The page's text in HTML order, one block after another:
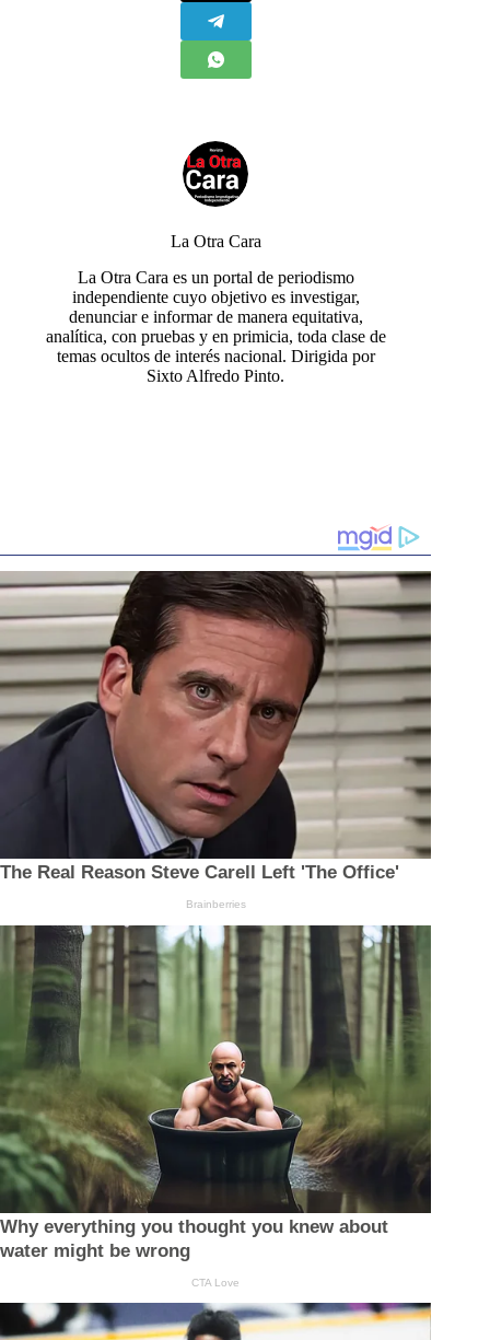
La Otra Cara
La Otra Cara es un portal de periodismo
independiente cuyo objetivo es investigar,
denunciar e informar de manera equitativa,
analítica, con pruebas y en primicia, toda clase de
temas ocultos de interés nacional. Dirigida por
Sixto Alfredo Pinto.